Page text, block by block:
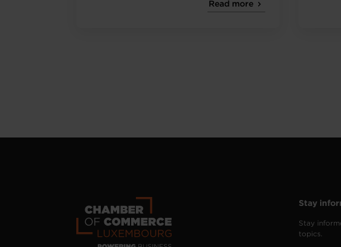
Read more
Stay
Stay
topics.